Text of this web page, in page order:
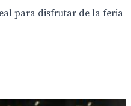
para disfrutar de la feria